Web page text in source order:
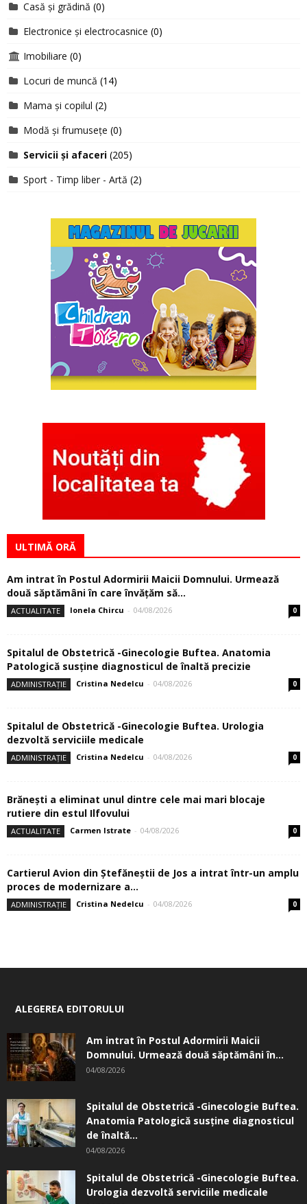
Casă și grădină (0)
Electronice și electrocasnice (0)
Imobiliare (0)
Locuri de muncă (14)
Mama și copilul (2)
Modă și frumusețe (0)
Servicii și afaceri(205)
Sport - Timp liber - Artă (2)
ULTIMĂ ORĂ
Am intrat în Postul Adormirii Maicii Domnului. Urmează
două săptămâni în care învăţăm să...
ACTUALITATE Ionela Chircu - 04/08/2026 0
Spitalul de Obstetrică -Ginecologie Buftea. Anatomia
Patologică susţine diagnosticul de înaltă precizie
ADMINISTRAȚIE Cristina Nedelcu - 04/08/2026 0
Spitalul de Obstetrică -Ginecologie Buftea. Urologia
dezvoltă serviciile medicale
ADMINISTRAȚIE Cristina Nedelcu - 04/08/2026 0
Brănești a eliminat unul dintre cele mai mari blocaje
rutiere din estul Ilfovului
ACTUALITATE Carmen Istrate - 04/08/2026 0
Cartierul Avion din Ştefăneştii de Jos a intrat într-un amplu
proces de modernizare a...
ADMINISTRAȚIE Cristina Nedelcu - 04/08/2026 0
ALEGEREA EDITORULUI
Am intrat în Postul Adormirii Maicii
Domnului. Urmează două săptămâni în...
04/08/2026
Spitalul de Obstetrică -Ginecologie Buftea.
Anatomia Patologică susţine diagnosticul
de înaltă...
04/08/2026
Spitalul de Obstetrică -Ginecologie Buftea.
Urologia dezvoltă serviciile medicale